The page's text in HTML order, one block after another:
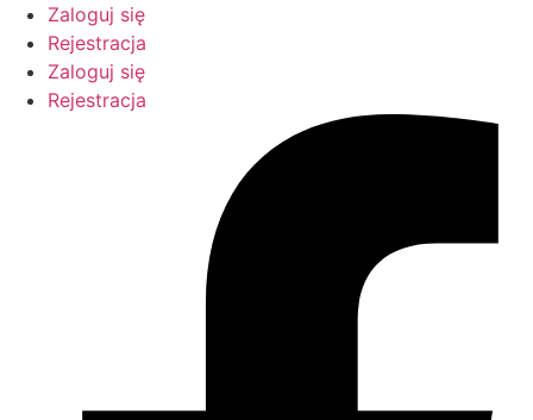
Przejdź
treści
Zaloguj się
Rejestracja
Zaloguj się
Rejestracja